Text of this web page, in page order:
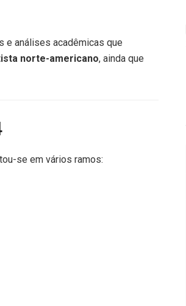
e análises acadêmicas que
norte-americano, ainda que
se em vários ramos: